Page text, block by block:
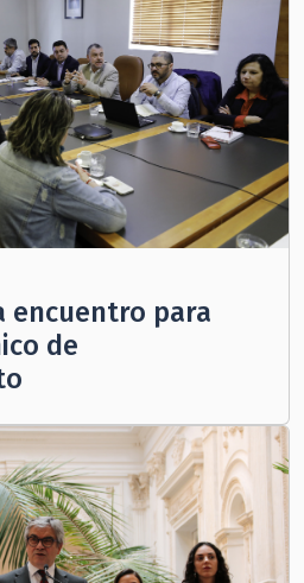
encuentro para
de